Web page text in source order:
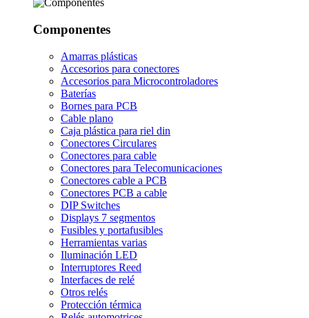
Componentes
Amarras plásticas
Accesorios para conectores
Accesorios para Microcontroladores
Baterías
Bornes para PCB
Cable plano
Caja plástica para riel din
Conectores Circulares
Conectores para cable
Conectores para Telecomunicaciones
Conectores cable a PCB
Conectores PCB a cable
DIP Switches
Displays 7 segmentos
Fusibles y portafusibles
Herramientas varias
Iluminación LED
Interruptores Reed
Interfaces de relé
Otros relés
Protección térmica